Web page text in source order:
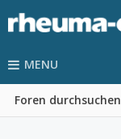
MENU
Foren durchsuchen